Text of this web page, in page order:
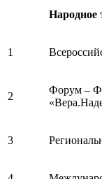
Народное
1
2
Форум –
3